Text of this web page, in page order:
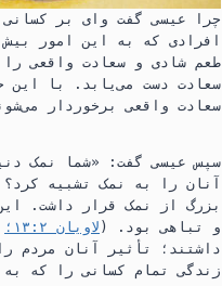
چرا عیسی گفت وای بر
افرادی که به این امور
طعم شادی و سعادت واقعی
سعادت دست می‌یابد.‏ با این
سعادت واقعی برخوردار
سپس عیسی گفت:‏ «شما نمک
آنان را به نمک تشبیه
بزرگ از نمک قرار داشت.‏
و تباهی بود.‏ (‏ لاویان ۲:‏۱۳؛‏
داشتند؛‏ تأثیر آنان مردم
زندگی تمام کسانی را که